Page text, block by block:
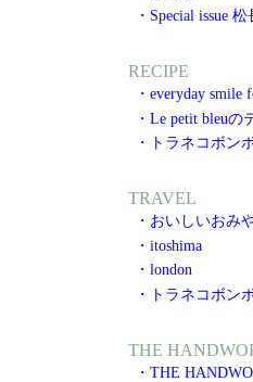
・Special issue
RECIPE
・everyday smile
・Le petit bleuの
・トラネコボン
TRAVEL
・おいしいおみ
・itoshima
・london
・トラネコボ
THE
・THE